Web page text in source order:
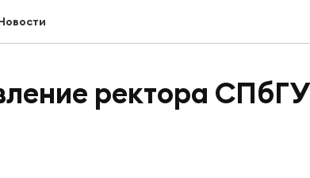
ректора СПбГУ